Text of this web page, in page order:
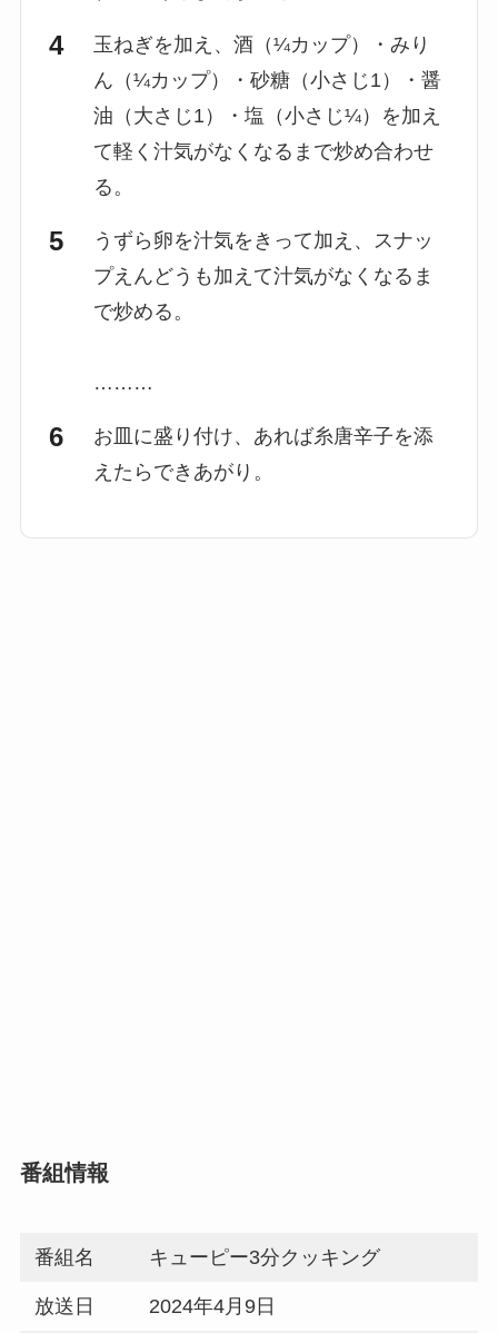
玉ねぎを加え、酒（¼カップ）・みり
ん（¼カップ）・砂糖（小さじ1）・醤
油（大さじ1）・塩（小さじ¼）を加え
て軽く汁気がなくなるまで炒め合わせ
る。
うずら卵を汁気をきって加え、スナッ
プえんどうも加えて汁気がなくなるま
で炒める。
………
お皿に盛り付け、あれば糸唐辛子を添
えたらできあがり。
番組情報
番組名 キューピー3分クッキング
放送日 2024年4月9日